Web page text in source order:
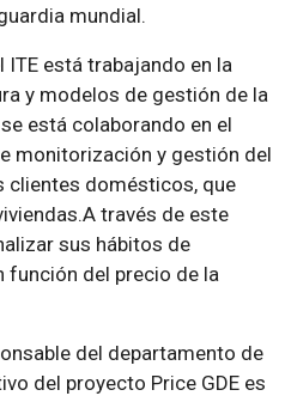
mundial.
está trabajando en la
y modelos de gestión de la
está colaborando en el
monitorización y gestión del
clientes domésticos, que
través de este
sus hábitos de
del precio de la
del departamento de
del proyecto Price GDE es